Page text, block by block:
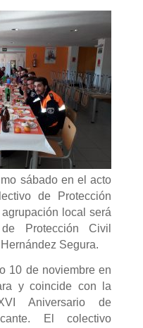
sábado en el acto
de Protección
local será
Protección Civil
Segura.
10 de noviembre en
y coincide con la
Aniversario de
El colectivo